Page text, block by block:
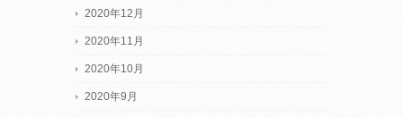
2020年12月
2020年11月
2020年10月
2020年9月